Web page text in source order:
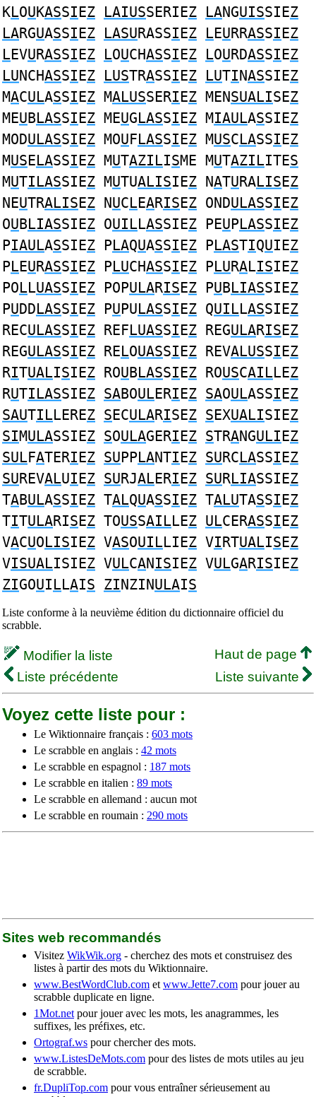
KLOUKASSIEZ LAIUSSERIEZ LANGUISSIEZ
LARGUASSIEZ LASURASSIEZ LEURRASSIEZ
LEVURASSIEZ LOUCHASSIEZ LOURDASSIEZ
LUNCHASSIEZ LUSTRASSIEZ LUTINASSIEZ
MACULASSIEZ MALUSSERIEZ MENSUALISEZ
MEUBLASSIEZ MEUGLASSIEZ MIAULASSIEZ
MODULASSIEZ MOUFLASSIEZ MUSCLASSIEZ
MUSELASSIEZ MUTAZILISME MUTAZILITES
MUTILASSIEZ MUTUALISIEZ NATURALISEZ
NEUTRALISEZ NUCLEARISEZ ONDULASSIEZ
OUBLIASSIEZ OUILLASSIEZ PEUPLASSIEZ
PIAULASSIEZ PLAQUASSIEZ PLASTIQUIEZ
PLEURASSIEZ PLUCHASSIEZ PLURALISIEZ
POLLUASSIEZ POPULARISEZ PUBLIASSIEZ
PUDDLASSIEZ PUPULASSIEZ QUILLASSIEZ
RECULASSIEZ REFLUASSIEZ REGULARISEZ
REGULASSIEZ RELOUASSIEZ REVALUSSIEZ
RITUALISIEZ ROUBLASSIEZ ROUSCAILLEZ
RUTILASSIEZ SABOULERIEZ SAOULASSIEZ
SAUTILLEREZ SECULARISEZ SEXUALISIEZ
SIMULASSIEZ SOULAGERIEZ STRANGULIEZ
SULFATERIEZ SUPPLANTIEZ SURCLASSIEZ
SUREVALUIEZ SURJALERIEZ SURLIASSIEZ
TABULASSIEZ TALQUASSIEZ TALUTASSIEZ
TITULARISEZ TOUSSAILLEZ ULCERASSIEZ
VACUOLISIEZ VASOUILLIEZ VIRTUALISEZ
VISUALISIEZ VULCANISIEZ VULGARISIEZ
ZIGOUILLAIS ZINZINULAIS
Liste conforme à la neuvième édition du dictionnaire officiel du
scrabble.
Modifier la liste
Haut de page
Liste précédente
Liste suivante
Voyez cette liste pour :
Le Wiktionnaire français : 603 mots
Le scrabble en anglais : 42 mots
Le scrabble en espagnol : 187 mots
Le scrabble en italien : 89 mots
Le scrabble en allemand : aucun mot
Le scrabble en roumain : 290 mots
Sites web recommandés
Visitez WikWik.org - cherchez des mots et construisez des
listes à partir des mots du Wiktionnaire.
www.BestWordClub.com et www.Jette7.com pour jouer au
scrabble duplicate en ligne.
1Mot.net pour jouer avec les mots, les anagrammes, les
suffixes, les préfixes, etc.
Ortograf.ws pour chercher des mots.
www.ListesDeMots.com pour des listes de mots utiles au jeu
de scrabble.
fr.DupliTop.com pour vous entraîner sérieusement au